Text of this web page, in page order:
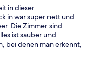
in dieser
in war super nett und
Die Zimmer sind
ist sauber und
bei denen man erkennt,
störend und bei
Frühstück ist super